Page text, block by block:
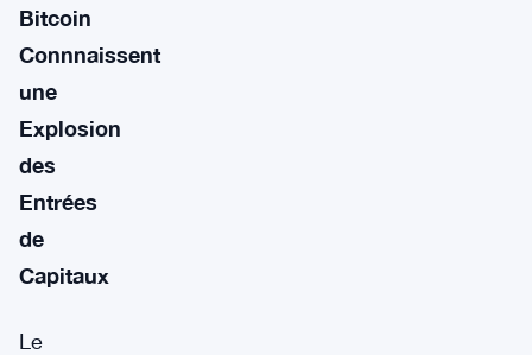
Bitcoin
Connnaissent
une
Explosion
des
Entrées
de
Capitaux
Le